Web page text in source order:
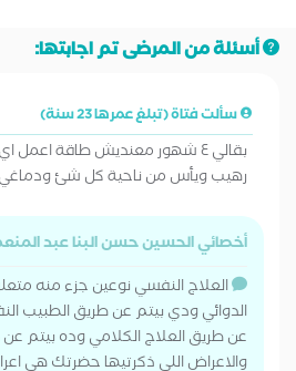
أسئلة من المرضى تم اجابتها:
سألت فتاة (تبلغ عمرها 23 سنة)
بقالي ٤ شهور معنديش طاقة
رهيب ويأس من ناحية كل شئ
أخصائي الحسين حسن البنا عبد
العلاج النفسي نوعين جزء منه
الدوائي ودي بيتم عن طريق الطبيب
عن طريق العلاج الكلامي وده بيتم
والاعراض اللي ذكرتيها حضرتك هي